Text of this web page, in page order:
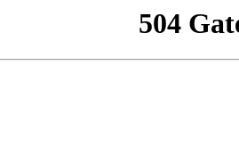
504